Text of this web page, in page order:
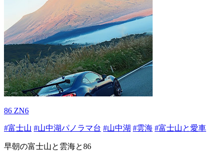
86 ZN6
#富士山 #山中湖パノラマ台 #山中湖 #雲海 #富士山と愛車
早朝の富士山と雲海と86